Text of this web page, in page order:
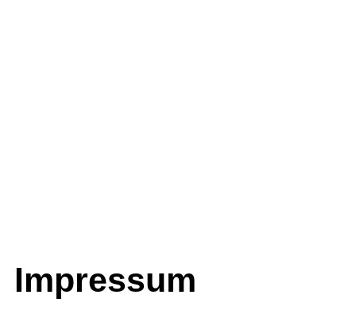
Impressum